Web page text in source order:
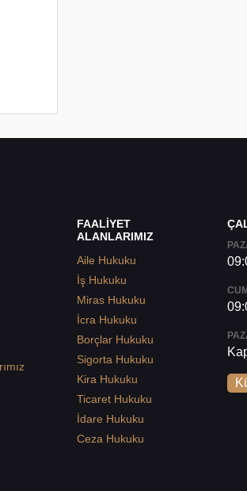
FAALİYET
ALANLARIMIZ
Aile Hukuku
İş Hukuku
Miras Hukuku
İcra Hukuku
Borçlar Hukuku
Sigorta Hukuku
Kira Hukuku
Ticaret Hukuku
İdare Hukuku
Ceza Hukuku